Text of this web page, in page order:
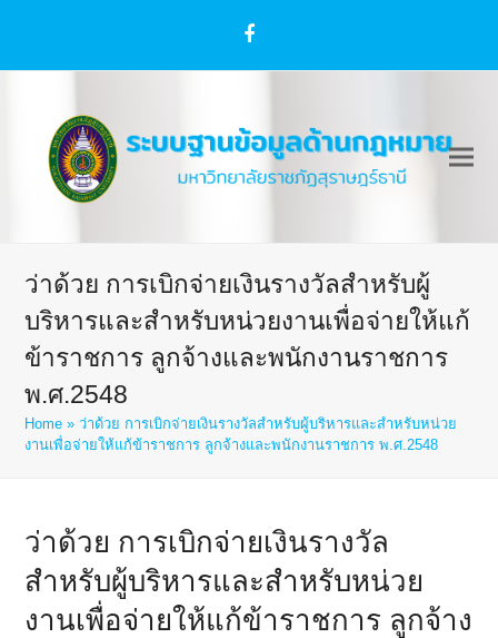
Facebook
ว่าด้วย การเบิกจ่ายเงินรางวัลสำหรับผู้
บริหารและสำหรับหน่วยงานเพื่อจ่ายให้แก้
ข้าราชการ ลูกจ้างและพนักงานราชการ
พ.ศ.2548
Home »ว่าด้วย การเบิกจ่ายเงินรางวัลสำหรับผู้บริหารและสำหรับหน่วย
งานเพื่อจ่ายให้แก้ข้าราชการ ลูกจ้างและพนักงานราชการ พ.ศ.2548
ว่าด้วย การเบิกจ่ายเงินรางวัล
สำหรับผู้บริหารและสำหรับหน่วย
งานเพื่อจ่ายให้แก้ข้าราชการ ลูกจ้าง